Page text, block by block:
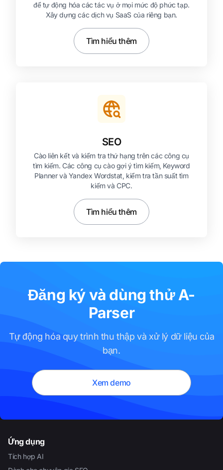
để tự động hóa các tác vụ ở mọi mức độ phức tạp.
Xây dựng các dịch vụ SaaS của riêng bạn.
Tìm hiểu thêm
SEO
Cào liên kết và kiểm tra thứ hạng trên các công cụ
tìm kiếm. Các công cụ cào gợi ý tìm kiếm, Keyword
Planner và Yandex Wordstat, kiểm tra tần suất tìm
kiếm và CPC.
Tìm hiểu thêm
Đăng ký và dùng thử A-
Parser
Tự động hóa quy trình thu thập và xử lý dữ liệu của
bạn.
Xem demo
Ứng dụng
Tích hợp AI